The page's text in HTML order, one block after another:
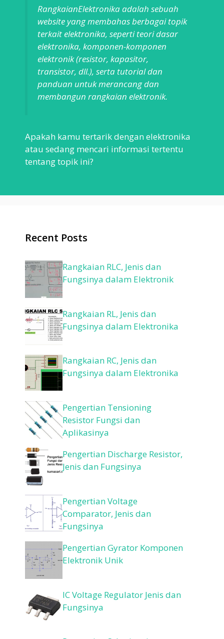
RangkaianElektronika adalah sebuah
website yang membahas berbagai topik
terkait elektronika, seperti teori dasar
elektronika, komponen-komponen
elektronik (resistor, kapasitor,
transistor, dll.), serta tutorial dan
panduan untuk merancang dan
membangun rangkaian elektronik.
Apakah kamu tertarik dengan elektronika
atau sedang mencari informasi tertentu
tentang topik ini?
Recent Posts
Rangkaian RLC, Jenis dan
Fungsinya dalam Elektronik
Rangkaian RL, Jenis dan
Fungsinya dalam Elektronika
Rangkaian RC, Jenis dan
Fungsinya dalam Elektronika
Pengertian Tensioning
Resistor Fungsi dan
Aplikasinya
Pengertian Discharge Resistor,
Jenis dan Fungsinya
Pengertian Voltage
Comparator, Jenis dan
Fungsinya
Pengertian Gyrator Komponen
Elektronik Unik
IC Voltage Regulator Jenis dan
Fungsinya